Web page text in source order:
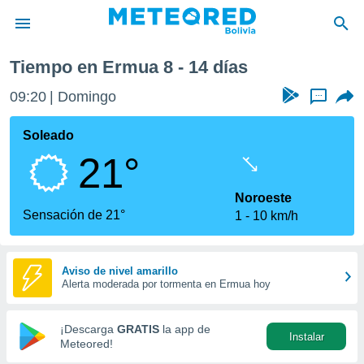
de
ha
calidad.
a este
las
y
forma
digital
basada
Tiempo en Ermua 8 - 14 días
09:20 Domingo ...
Soleado
21°
Sensación de 21°
Noroeste
1
10 km/h
Aviso de nivel amarillo
Alerta moderada por tormenta en Ermua hoy
¡Descarga GRATIS la app de
Meteored!
Instalar